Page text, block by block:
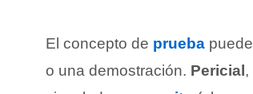
El concepto de prueba
o una demostración. Pericial ,